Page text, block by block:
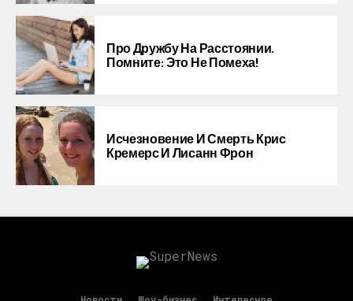
Про Дружбу На Расстоянии.
Помните: Это Не Помеха!
Исчезновение И Смерть Крис
Кремерс И Лисанн Фрон